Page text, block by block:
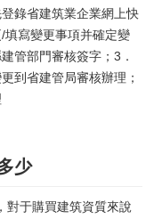
錄省建筑業企業網上快
填寫變更事項并確定變
管部門審核簽字；3．
到省建管局審核辦理；
少
對于購買建筑資質來說